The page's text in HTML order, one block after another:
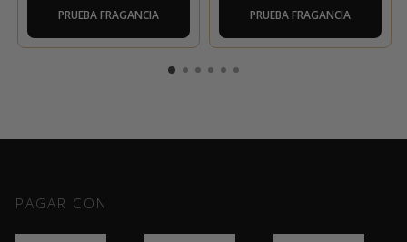
PRUEBA FRAGANCIA PRUEBA FRAGANCIA
PAGAR CON